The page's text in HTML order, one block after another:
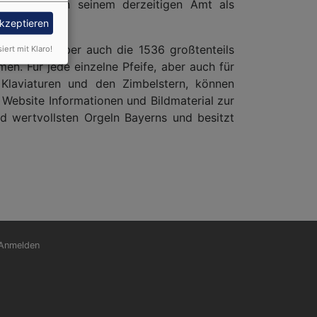
er neben seinem derzeitigen Amt als
aber auch die 1536 großtenteils
Für jede einzelne Pfeife, aber auch für
und den Zimbelstern, können
Informationen und Bildmaterial zur
wertvollsten Orgeln Bayerns und besitzt
mit Klaro!